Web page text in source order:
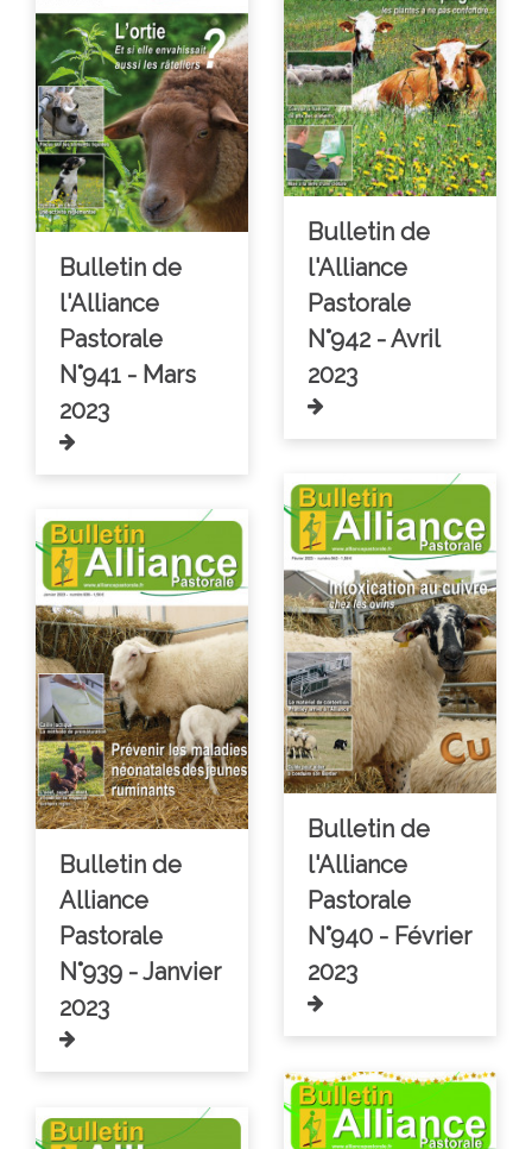
Bulletin de
l'Alliance
Pastorale
N°942 - Avril
2023
Bulletin de
l'Alliance
Pastorale
N°941 - Mars
2023
Bulletin de
l'Alliance
Pastorale
N°940 - Février
2023
Bulletin de
Alliance
Pastorale
N°939 - Janvier
2023